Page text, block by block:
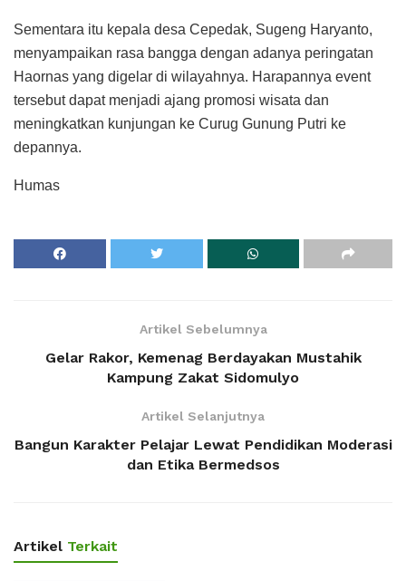
Sementara itu kepala desa Cepedak, Sugeng Haryanto,
menyampaikan rasa bangga dengan adanya peringatan
Haornas yang digelar di wilayahnya. Harapannya event
tersebut dapat menjadi ajang promosi wisata dan
meningkatkan kunjungan ke Curug Gunung Putri ke
depannya.
Humas
Artikel Sebelumnya
Gelar Rakor, Kemenag Berdayakan Mustahik
Kampung Zakat Sidomulyo
Artikel Selanjutnya
Bangun Karakter Pelajar Lewat Pendidikan Moderasi
dan Etika Bermedsos
Artikel Terkait